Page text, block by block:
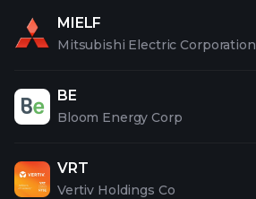
MIELF
Mitsubishi Electric Corporation
BE
Bloom Energy Corp
VRT
Vertiv Holdings Co